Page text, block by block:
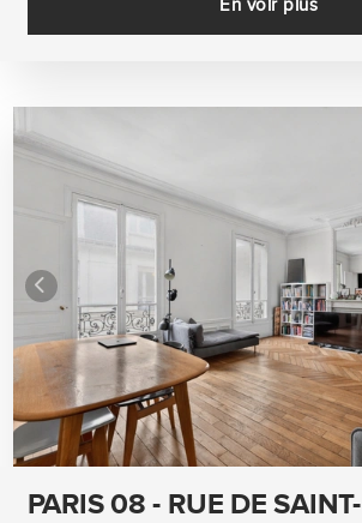
En voir plus
PARIS 08 - RUE DE SAINT-